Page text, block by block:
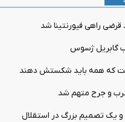
قرضی راهی فیورنتینا شد
گابریل ژسوس
که همه باید شکستش دهند
و جرح متهم شد
یک تصمیم بزرگ در استقلال